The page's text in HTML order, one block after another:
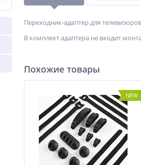
Переходник-адаптер для
В комплект адаптера не входит
Похожие товары
NEW